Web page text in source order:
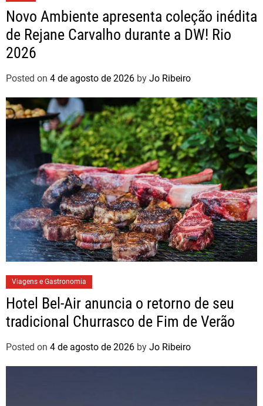
Novo Ambiente apresenta coleção inédita
de Rejane Carvalho durante a DW! Rio
2026
Posted on 4 de agosto de 2026 by Jo Ribeiro
Viagens e Gastronomia
Hotel Bel-Air anuncia o retorno de seu
tradicional Churrasco de Fim de Verão
Posted on 4 de agosto de 2026 by Jo Ribeiro